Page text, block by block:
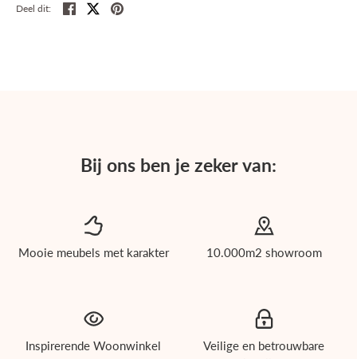
Deel dit: Deel TweetPin
Bij ons ben je zeker van:
Mooie meubels met karakter 10.000m2 showroom
Inspirerende Woonwinkel
Veilige en betrouwbare